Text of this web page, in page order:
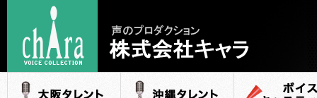
声のプロダクション